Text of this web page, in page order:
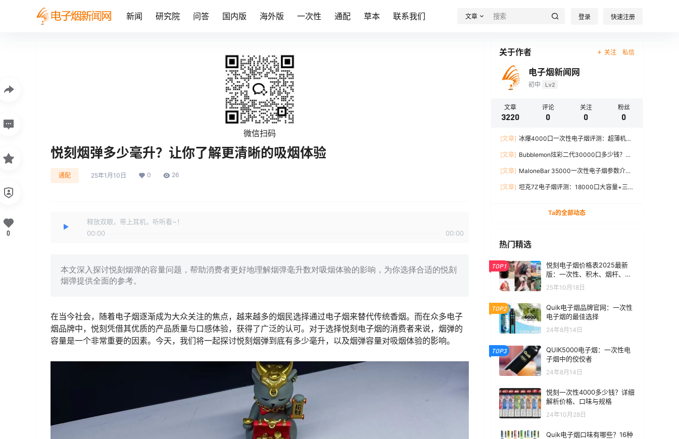
新闻 研究院 问答 国内版 海外版 一次性 通配 草本 联系我们 文章 登录 快速注册
微信扫码
悦刻烟弹多少毫升？让你了解更清晰的吸烟体验
通配 25年1月10日 0 26
释放双眼，带上耳机，听听看~！
00:00
00:00
本文深入探讨悦刻烟弹的容量问题，帮助消费者更好地理解烟弹毫升数对吸烟体验的影响，为你选择合适的悦刻
烟弹提供全面的参考。
在当今社会，随着电子烟逐渐成为大众关注的焦点，越来越多的烟民选择通过电子烟来替代传统香烟。而在众多电子
烟品牌中，悦刻凭借其优质的产品质量与口感体验，获得了广泛的认可。对于选择悦刻电子烟的消费者来说，烟弹的
容量是一个非常重要的因素。今天，我们将一起探讨悦刻烟弹到底有多少毫升，以及烟弹容量对吸烟体验的影响。
0
关于作者 关注 私信
电子烟新闻网
初中 Lv2
文章
3220
评论
0
关注
0
粉丝
0
[文章] 冰爆4000口一次性电子烟评测：超薄机
[文章] Bubblemon炫彩二代30000口多少钱？最
[文章] MaloneBar 35000一次性电子烟参数介
[文章] 坦克7Z电子烟评测：18000口大容量+三
Ta的全部动态
热门精选
TOP1
悦刻电子烟价格表2025最新
版：一次性、积木、烟杆、烟
弹全价位汇总
25年10月18日
TOP2
Quik电子烟品牌官网：一次性
电子烟的最佳选择
24年8月14日
TOP3
QUIK5000电子烟：一次性电
子烟中的佼佼者
24年8月14日
悦刻一次性4000多少钱？详细
解析价格、口味与规格
24年10月28日
Quik电子烟口味有哪些？16种